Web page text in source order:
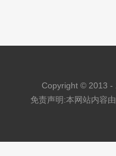
Copyright © 2013 -
免责声明:本网站内容